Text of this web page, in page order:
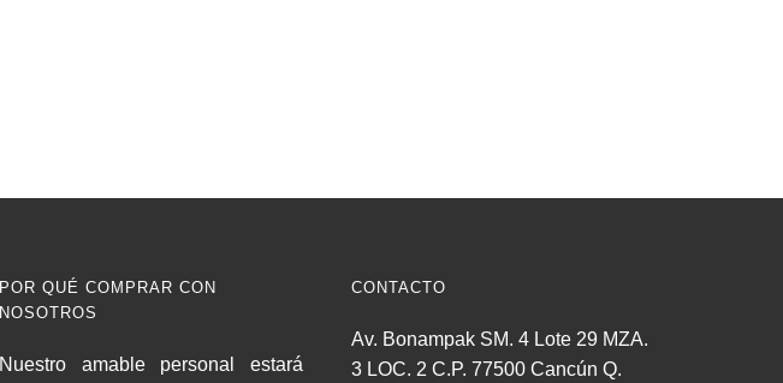
POR QUÉ COMPRAR CON
NOSOTROS
Nuestro amable personal estará
CONTACTO
Av. Bonampak SM. 4 Lote 29 MZA.
3 LOC. 2 C.P. 77500 Cancún Q.